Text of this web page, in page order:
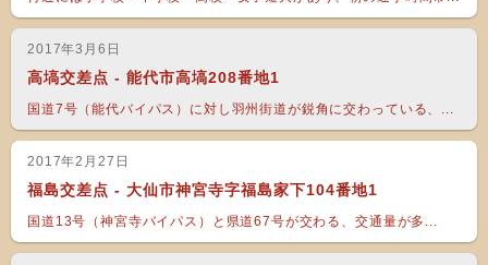
2017年3月6日
高塙交差点 - 能代市高塙208番地1
国道7号（能代バイパス）に対し羽州街道が鋭角に交わっている、...
2017年2月27日
福島交差点 - 大仙市神宮寺字福島家下104番地1
国道13号（神宮寺バイパス）と県道67号が交わる、交通量が多...